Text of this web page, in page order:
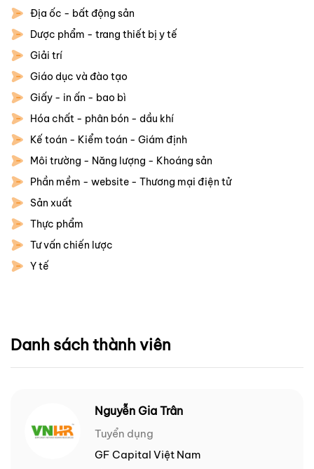
Địa ốc - bất động sản
Dược phẩm - trang thiết bị y tế
Giải trí
Giáo dục và đào tạo
Giấy - in ấn - bao bì
Hóa chất - phân bón - dầu khí
Kế toán - Kiểm toán - Giám định
Môi trường - Năng lượng - Khoáng sản
Phần mềm - website - Thương mại điện tử
Sản xuất
Thực phẩm
Tư vấn chiến lược
Y tế
Danh sách thành viên
Nguyễn Gia Trân
Tuyển dụng
GF Capital Việt Nam